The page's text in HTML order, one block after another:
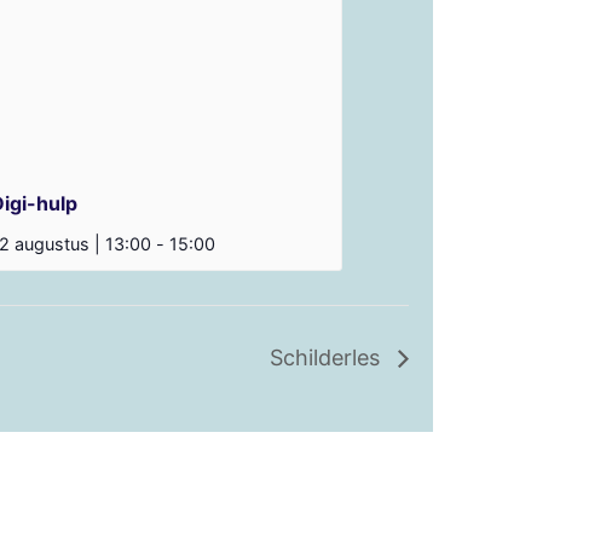
hulp
augustus | 13:00 - 15:00
Schilderles